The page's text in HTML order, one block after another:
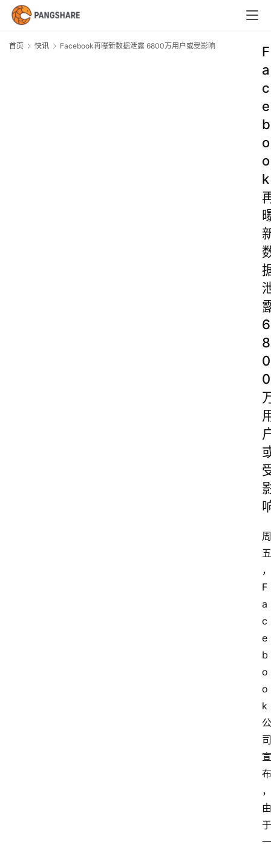
首页 快讯 Facebook再曝新数据泄露 6800万用户或受影响
F
a
c
e
b
o
o
k
6
8
0
0
周
五
，
F
a
c
e
b
o
o
k
公
司
宣
布
，
由
于
一